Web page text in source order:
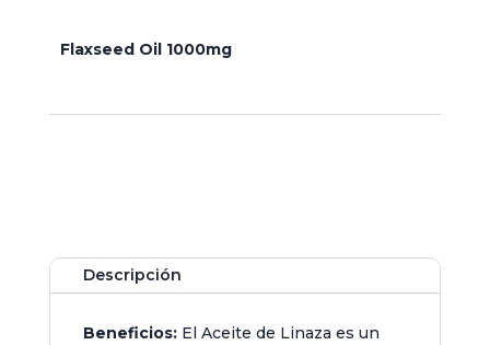
Flaxseed Oil 1000mg
Descripción
Beneficios: El Aceite de Linaza es un